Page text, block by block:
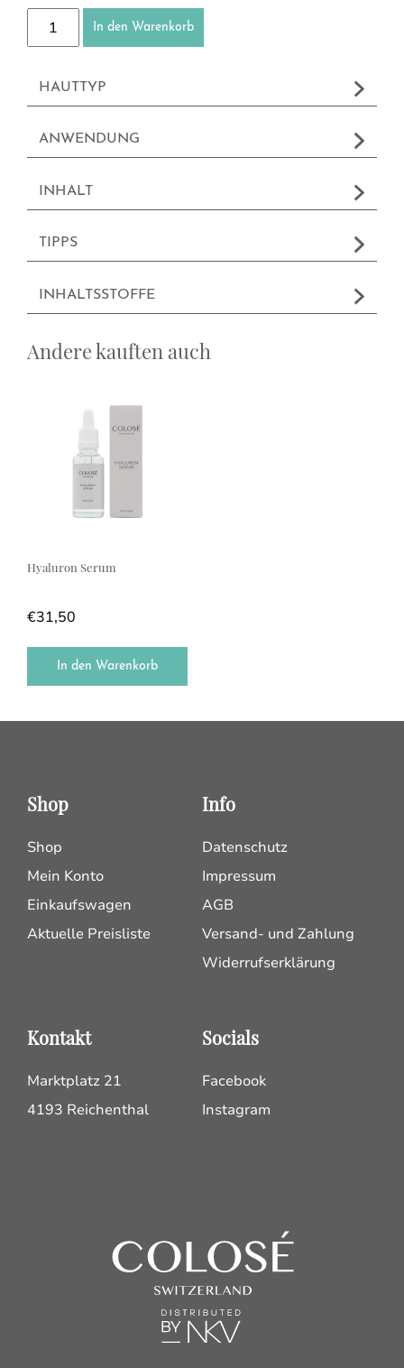
Niacinamid Serum Menge
In den Warenkorb
HAUTTYP
ANWENDUNG
INHALT
TIPPS
INHALTSSTOFFE
Andere kauften auch
Hyaluron Serum
€31,50
In den Warenkorb
Shop
Shop
Mein Konto
Einkaufswagen
Aktuelle Preisliste
Info
Datenschutz
Impressum
AGB
Versand- und Zahlung
Widerrufserklärung
Kontakt
Marktplatz 21
4193 Reichenthal
Socials
Facebook
Instagram